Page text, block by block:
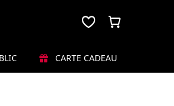
CARTE CADEAU